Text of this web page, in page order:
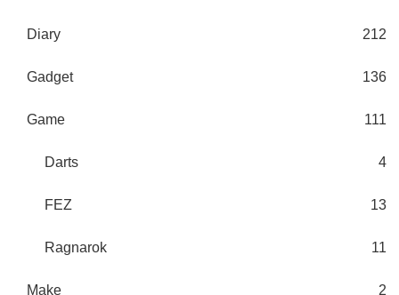
Diary 212
Gadget 136
Game 111
Darts 4
FEZ 13
Ragnarok 11
Make 2